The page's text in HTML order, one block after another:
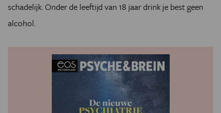
schadelijk. Onder de leeftijd van 18 jaar drink je best geen
alcohol.